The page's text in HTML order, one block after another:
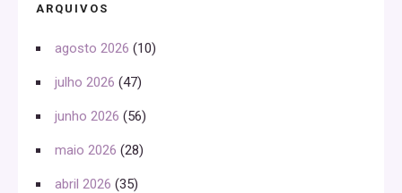
ARQUIVOS
agosto 2026 (10)
julho 2026 (47)
junho 2026 (56)
maio 2026 (28)
abril 2026 (35)